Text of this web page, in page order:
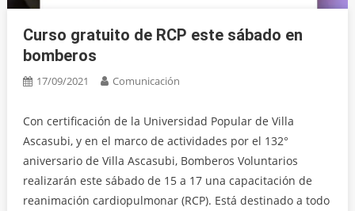
Curso gratuito de RCP este sábado en
bomberos
17/09/2021 Comunicación
Con certificación de la Universidad Popular de Villa
Ascasubi, y en el marco de actividades por el 132°
aniversario de Villa Ascasubi, Bomberos Voluntarios
realizarán este sábado de 15 a 17 una capacitación de
reanimación cardiopulmonar (RCP). Está destinado a todo